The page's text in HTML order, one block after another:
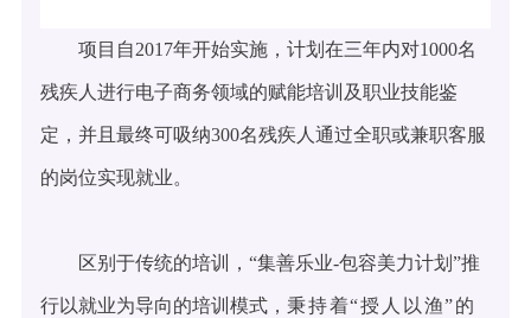
项目自2017年开始实施，计划在三年内对1000名
残疾人进行电子商务领域的赋能培训及职业技能鉴
定，并且最终可吸纳300名残疾人通过全职或兼职客服
的岗位实现就业。
区别于传统的培训，“集善乐业-包容美力计划”推
行以就业为导向的培训模式， 秉持着“授人以渔”的